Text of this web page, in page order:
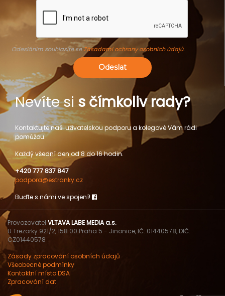
Odesláním souhlasíte seZásadami ochrany osobních údajů.
Odeslat
Nevíte si s čímkoliv rady?
Kontaktujte naši uživatelskou podporu a kolegové Vám rádi
pomůžou.
Každý všední den od 8 do 16 hodin.
+420 777 837 847
podpora@estranky.cz
Buďte s námi ve spojení!
Provozovatel VLTAVA LABE MEDIA a.s.
U Trezorky 921/2, 158 00 Praha 5 - Jinonice, IČ: 01440578, DIČ:
CZ01440578
Zásady zpracování osobních údajů
Všeobecné podmínky
Kontaktní místo DSA
Zpracování dat